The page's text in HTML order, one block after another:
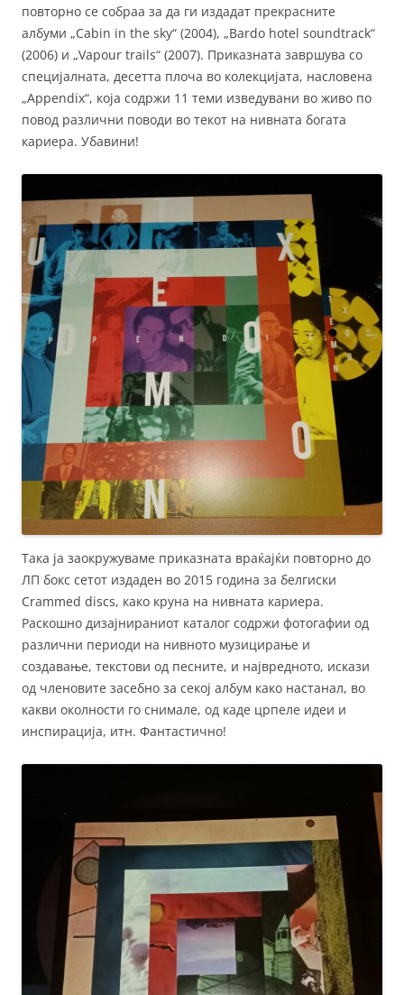
повторно се собраа за да ги издадат прекрасните
албуми „Cabin in the sky“ (2004), „Bardo hotel soundtrack“
(2006) и „Vapour trails“ (2007). Приказната завршува со
специјалната, десетта плоча во колекцијата, насловена
„Appendix“, која содржи 11 теми изведувани во живо по
повод различни поводи во текот на нивната богата
кариера. Убавини!
Така ја заокружуваме приказната враќајќи повторно до
ЛП бокс сетот издаден во 2015 година за белгиски
Crammed discs, како круна на нивната кариера.
Раскошно дизајнираниот каталог содржи фотогафии од
различни периоди на нивното музицирање и
создавање, текстови од песните, и највредното, искази
од членовите засебно за секој албум како настанал, во
какви околности го снимале, од каде црпеле идеи и
инспирација, итн. Фантастично!